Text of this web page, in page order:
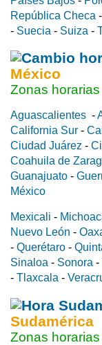
República Checa -
- Suecia - Suiza -
México
Zonas
Aguascalientes -
California Sur -
Ciudad Juárez -
Coahuila de
Guanajuato -
México
Mexicali -
Nuevo León -
- Querétaro -
Sinaloa - Sonora -
- Tlaxcala -
Sudamérica
Zonas